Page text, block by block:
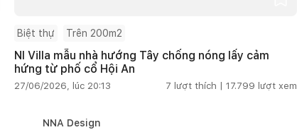
Biệt thự Trên 200m2
NI Villa mẫu nhà hướng Tây chống nóng lấy cảm
hứng từ phố cổ Hội An
27/06/2026, lúc 20:13 7 lượt thích | 17.799 lượt xem
NNA Design